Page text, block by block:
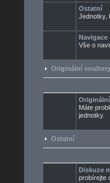
Ostatní
Jednotky,
Navigace
Vše o
Originální soubory
Máte
jednotky.
Ostatní
Diskuze
probírejte